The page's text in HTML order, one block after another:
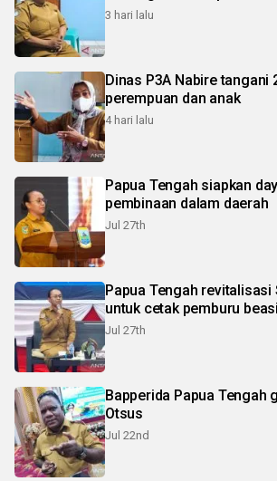
3 hari lalu
Dinas P3A Nabire tangani
perempuan dan anak
4 hari lalu
Papua Tengah siapkan
pembinaan dalam daerah
Jul 27th
Papua Tengah revitalisasi
untuk cetak pemburu
Jul 27th
Bapperida Papua Tengah
Otsus
Jul 22nd